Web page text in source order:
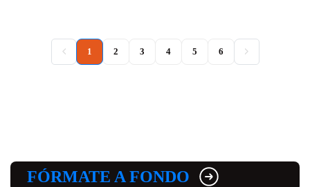
1 (current)
2 3 4 5 6
FÓRMATE A FONDO